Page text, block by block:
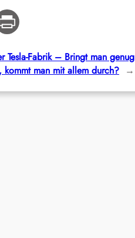
Tesla-Fabrik – Bringt man genug
kommt man mit allem durch? →